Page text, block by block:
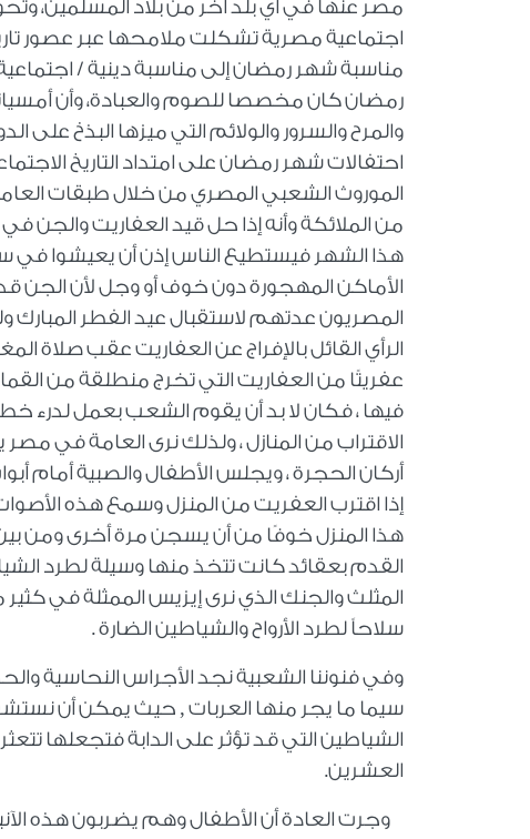
مصر عنها في أي بلد آخر من بلاد المسلمين،
اجتماعية مصرية تشكلت ملامحها عبر عصور
مناسبة شهر رمضان إلى مناسبة دينية /
رمضان كان مخصصا للصوم والعبادة، وأن أمسياته
والمرح والسرور والولائم التي ميزها البذخ على
احتفالات شهر رمضان على امتداد التاريخ
الموروث الشعبي المصري من خلال طبقات
من الملائكة وأنه إذا حل قيد العفاريت
هذا الشهر فيستطيع الناس إذن أن يعيشوا في
الأماكن المهجورة دون خوف أو وجل لأن الجن
المصريون عدتهم لاستقبال عيد الفطر
الرأي القائل بالإفراج عن العفاريت عقب
عفريتًا من العفاريت التي تخرج منطلقة من
فيها ، فكان لا بد أن يقوم الشعب بعمل لدرء
الاقتراب من المنازل ، ولذلك نرى العامة في
أركان الحجرة ، ويجلس الأطفال والصبية أمام
إذا اقترب العفريت من المنزل وسمع هذه
هذا المنزل خوفًا من أن يسجن مرة أخرى ومن بين
القدم بعقائد كانت تتخذ منها وسيلة لطرد
المثلث والجنك الذي نرى إيزيس الممثلة في
سلاحاً لطرد الأرواح والشياطين الضارة .
وفي فنوننا الشعبية نجد الأجراس النحاسية
سيما ما يجر منها العربات , حيث يمكن أن
الشياطين التي قد تؤثر على الدابة فتجعلها
العشرين.
وجرت العادة أن الأطفال وهم يضربون هذه